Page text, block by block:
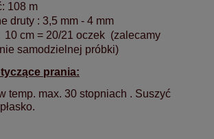
108 m
druty : 3,5 mm - 4 mm
10 cm = 20/21 oczek (zalecamy
samodzielnej próbki)
prania:
temp. max. 30 stopniach . Suszyć